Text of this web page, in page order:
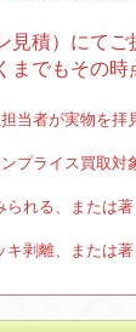
見積）にて
までもその
当者が実物を拝
プライス買取対
られる、または
キ剥離、または